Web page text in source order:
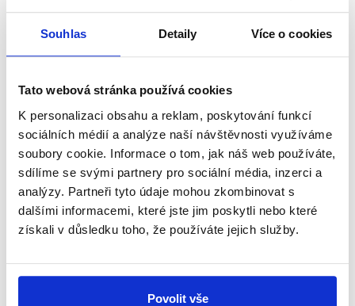
Souhlas Detaily Více o cookies
Tato webová stránka používá cookies
K personalizaci obsahu a reklam, poskytování funkcí
sociálních médií a analýze naší návštěvnosti využíváme
soubory cookie. Informace o tom, jak náš web používáte,
sdílíme se svými partnery pro sociální média, inzerci a
analýzy. Partneři tyto údaje mohou zkombinovat s
dalšími informacemi, které jste jim poskytli nebo které
získali v důsledku toho, že používáte jejich služby.
Povolit vše
v mezích, které udávají základní unijní smlouvy.
Protože tvrzení Ivana Davida vytváří dojem, že EU stojí
mimo tento smluvní rámec, hodnotíme jeho vyjádření
Výrok jsme zmínili